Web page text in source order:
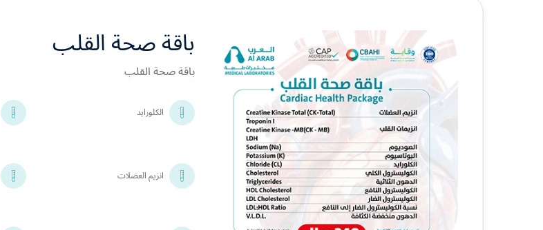
باقة صحة القلب
باقة صحة القلب
الكلورايد
انزيم العضلات